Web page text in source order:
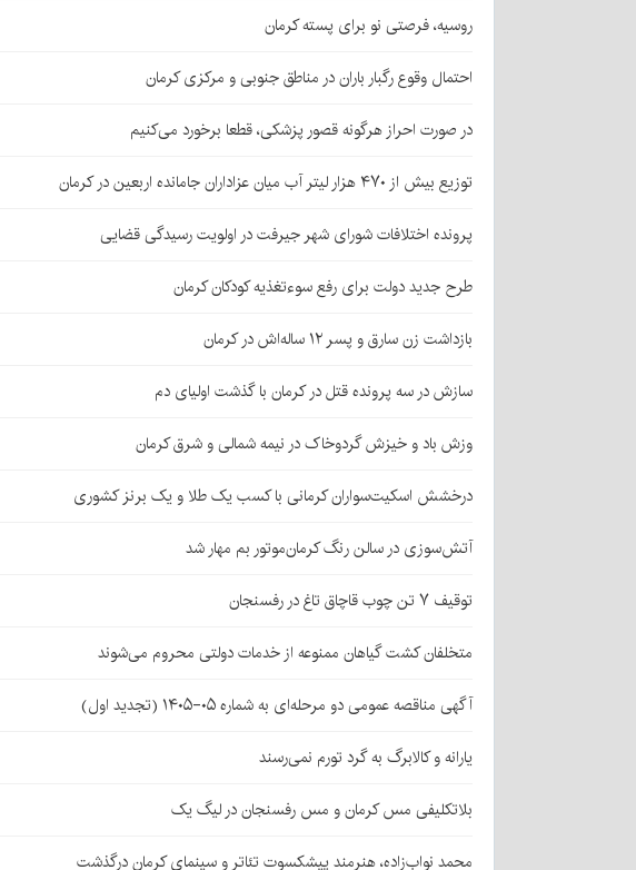
روسیه، فرصتی نو برای پسته کرمان
احتمال وقوع رگبار باران در مناطق جنوبی و مرکزی کرمان
در صورت احراز هرگونه قصور پزشکی، قطعا برخورد می‌کنیم
توزیع بیش از ۴۷۰ هزار لیتر آب میان عزاداران جامانده اربعین در کرمان
پرونده اختلافات شورای شهر جیرفت در اولویت رسیدگی قضایی
طرح جدید دولت برای رفع سوءتغذیه کودکان کرمان
بازداشت زن سارق و پسر ۱۲ ساله‌اش در کرمان
سازش در سه پرونده قتل در کرمان با گذشت اولیای دم
وزش باد و خیزش گردوخاک در نیمه شمالی و شرق کرمان
درخشش اسکیت‌سواران کرمانی با کسب یک طلا و یک برنز کشوری
آتش‌سوزی در سالن رنگ کرمان‌موتور بم مهار شد
توقیف ۷ تن چوب قاچاق تاغ در رفسنجان
متخلفان کشت گیاهان ممنوعه از خدمات دولتی محروم می‌شوند
آگهی مناقصه عمومی دو مرحله‌ای به شماره ۰۵-۱۴۰۵ (تجدید اول)
یارانه و کالابرگ به گرد تورم نمی‌رسند
بلاتکلیفی مس کرمان و مس رفسنجان در لیگ یک
محمد نواب‌زاده، هنرمند پیشکسوت تئاتر و سینمای کرمان درگذشت